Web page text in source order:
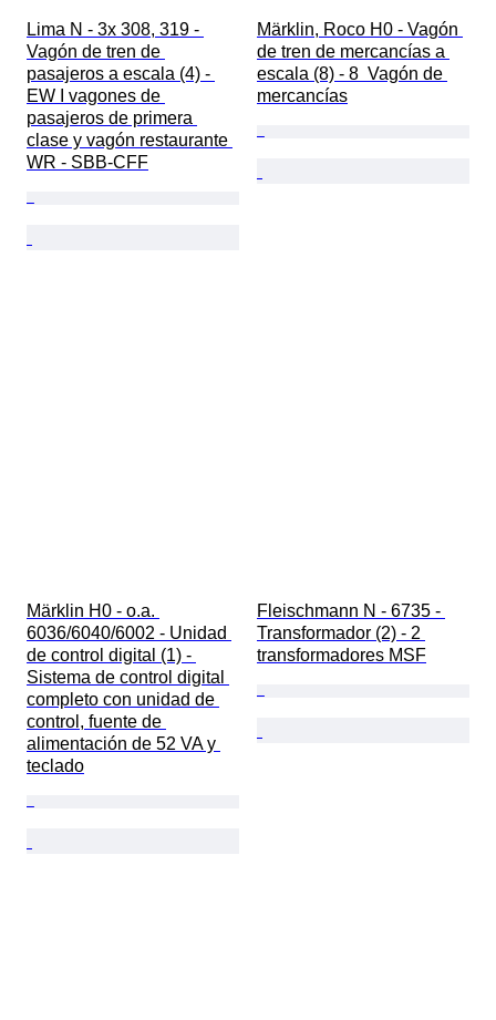
Lima N - 3x 308, 319 -
Vagón de tren de
pasajeros a escala (4) -
EW I vagones de
pasajeros de primera
clase y vagón restaurante
WR - SBB-CFF
Märklin, Roco H0 - Vagón
de tren de mercancías a
escala (8) - 8  Vagón de
mercancías
Märklin H0 - o.a.
6036/6040/6002 - Unidad
de control digital (1) -
Sistema de control digital
completo con unidad de
control, fuente de
alimentación de 52 VA y
teclado
Fleischmann N - 6735 -
Transformador (2) - 2
transformadores MSF